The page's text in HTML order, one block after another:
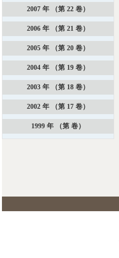
2007 年 （第 22 卷）
2006 年 （第 21 卷）
2005 年 （第 20 卷）
2004 年 （第 19 卷）
2003 年 （第 18 卷）
2002 年 （第 17 卷）
1999 年 （第 卷）